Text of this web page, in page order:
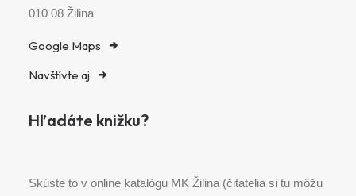
010 08 Žilina
Google Maps
Navštívte aj
Hľadáte knižku?
Skúste to v online katalógu MK Žilina (čitatelia si tu môžu